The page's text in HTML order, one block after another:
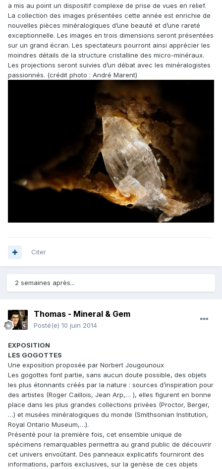
a mis au point un dispositif complexe de prise de vues en relief.
La collection des images présentées cette année est enrichie de
nouvelles pièces minéralogiques d’une beauté et d’une rareté
exceptionnelle. Les images en trois dimensions seront présentées
sur un grand écran. Les spectateurs pourront ainsi apprécier les
moindres détails de la structure cristalline des micro-minéraux.
Les projections seront suivies d’un débat avec les minéralogistes
passionnés. (crédit photo : André Marent)
Citer
2 semaines après...
Thomas - Mineral & Gem
Posté(e) 10 juin 2014
EXPOSITION
LES GOGOTTES
Une exposition proposée par Norbert Jougounoux
Les gogottes font partie, sans aucun doute possible, des objets
les plus étonnants créés par la nature : sources d’inspiration pour
des artistes (Roger Caillois, Jean Arp,… ), elles figurent en bonne
place dans les plus grandes collections privées (Proctor, Berger,
…) et musées minéralogiques du monde (Smithsonian Institution,
Royal Ontario Museum,…).
Présenté pour la première fois, cet ensemble unique de
spécimens remarquables permettra au grand public de découvrir
cet univers envoûtant. Des panneaux explicatifs fourniront des
informations, parfois exclusives, sur la genèse de ces objets